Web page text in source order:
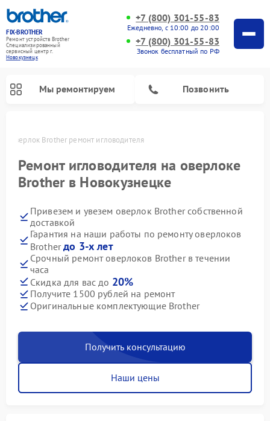
FIX-BROTHER
Ремонт устройств Brother
Специализированный
cервисный центр г.
Новокузнецк
+7 (800) 301-55-83
Ежедневно, с 10:00 до 20:00
+7 (800) 301-55-83
Звонок бесплатный по РФ
Мы ремонтируем Позвонить
Оверлок Brother ремонт игловодителя
Ремонт игловодителя на оверлоке
Brother в Новокузнецке
Привезем и увезем оверлок Brother собственной
доставкой
Гарантия на наши работы по ремонту оверлоков
Brotherдо 3-х лет
Срочный ремонт оверлоков Brother в течении
часа
Скидка для вас до 20%
Получите 1500 рублей на ремонт
Оригинальные комплектующие Brother
Получить консультацию
Наши цены